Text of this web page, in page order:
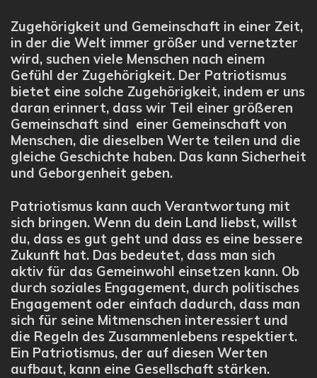
Zugehörigkeit und Gemeinschaft in einer Zeit,
in der die Welt immer größer und vernetzter
wird, suchen viele Menschen nach einem
Gefühl der Zugehörigkeit. Der Patriotismus
bietet eine solche Zugehörigkeit, indem er uns
daran erinnert, dass wir Teil einer größeren
Gemeinschaft sind einer Gemeinschaft von
Menschen, die dieselben Werte teilen und die
gleiche Geschichte haben. Das kann Sicherheit
und Geborgenheit geben.
Patriotismus kann auch Verantwortung mit
sich bringen. Wenn du dein Land liebst, willst
du, dass es gut geht und dass es eine bessere
Zukunft hat. Das bedeutet, dass man sich
aktiv für das Gemeinwohl einsetzen kann. Ob
durch soziales Engagement, durch politisches
Engagement oder einfach dadurch, dass man
sich für seine Mitmenschen interessiert und
die Regeln des Zusammenlebens respektiert.
Ein Patriotismus, der auf diesen Werten
aufbaut, kann eine Gesellschaft stärken.